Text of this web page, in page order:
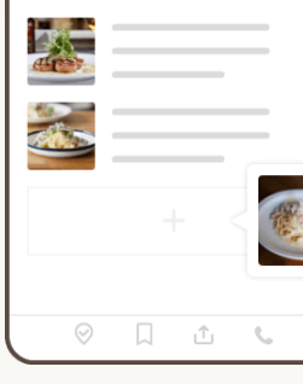
ログでお店の情報を発信